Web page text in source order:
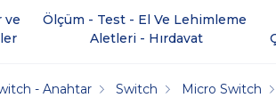
ve
Ölçüm - Test - El Ve Lehimleme
Aletleri - Hırdavat
- Anahtar Switch Micro Switch